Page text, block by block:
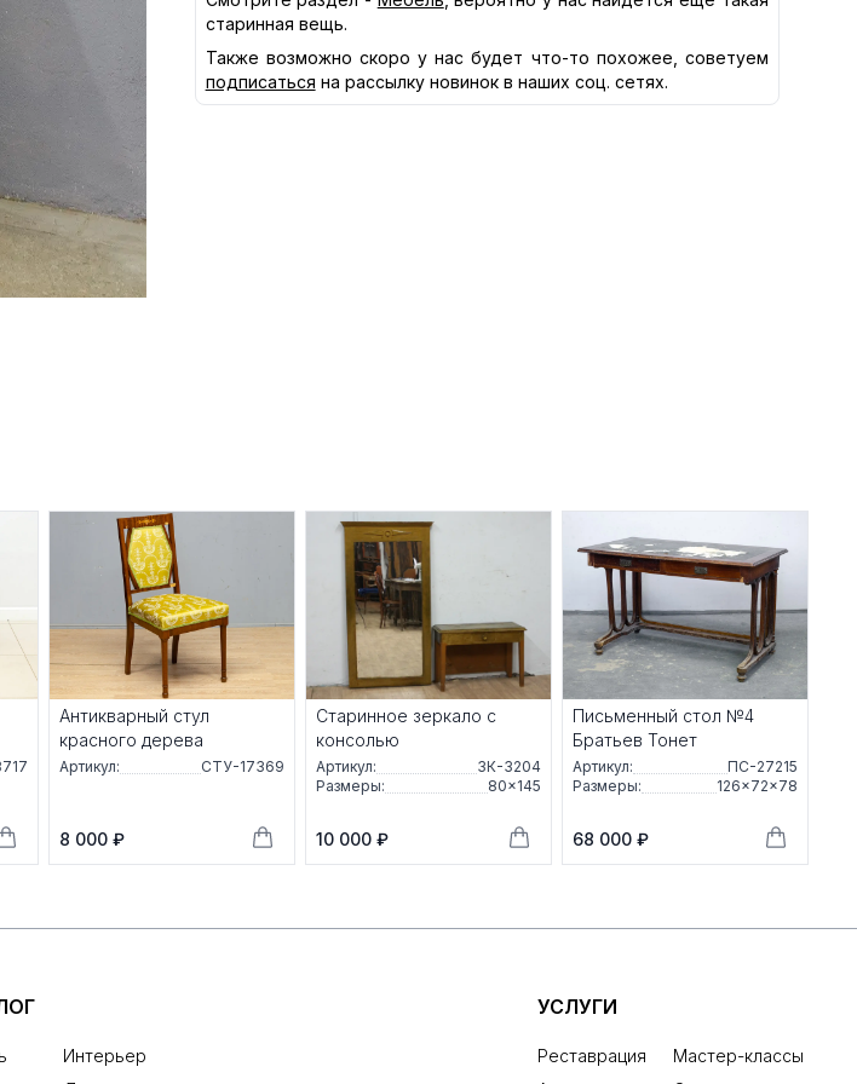
старинная вещь.
Также возможно скоро у нас будет что-то похожее, советуем
подписаться на рассылку новинок в наших соц. сетях.
Антикварный стул
красного дерева
Артикул: СТУ-17369
8 000 ₽
Старинное зеркало с
консолью
Артикул:
ЗК-3204
Размеры:
80×145
10 000 ₽
Письменный стол №4
Братьев Тонет
Артикул:
ПС-27215
Размеры:
126×72×78
68 000 ₽
Интерьер
УСЛУГИ
Реставрация
Мастер-классы